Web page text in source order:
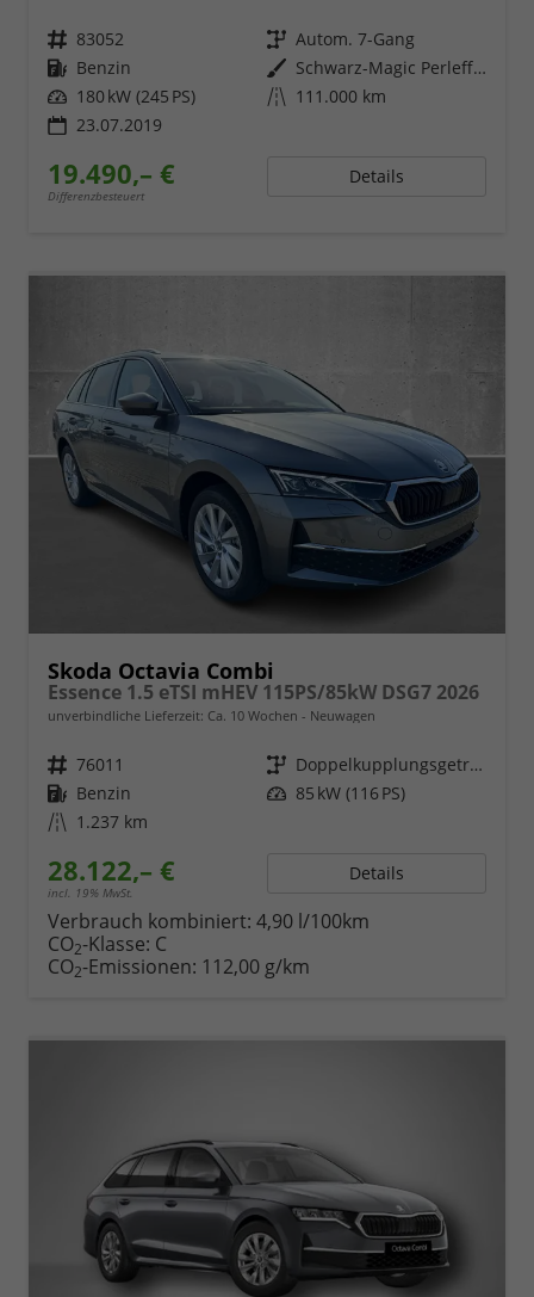
Fahrzeugnr. 83052 Getriebe Autom. 7-Gang
Kraftstoff Benzin Außenfarbe
Schwarz-Magic Perleffekt
Leistung 180 kW (245 PS) Kilometerstand 111.000 km
23.07.2019
19.490,– €
Differenzbesteuert
Details
Skoda Octavia Combi
Essence 1.5 eTSI mHEV 115PS/85kW DSG7 2026
unverbindliche Lieferzeit: Ca. 10 Wochen Neuwagen
Fahrzeugnr. 76011 Getriebe
Doppelkupplungsgetriebe (DSG)
Kraftstoff Benzin Leistung 85 kW (116 PS)
Kilometerstand 1.237 km
28.122,– €
incl. 19% MwSt.
Details
Verbrauch kombiniert: 4,90 l/100km
CO2-Klasse: C
CO2-Emissionen: 112,00 g/km